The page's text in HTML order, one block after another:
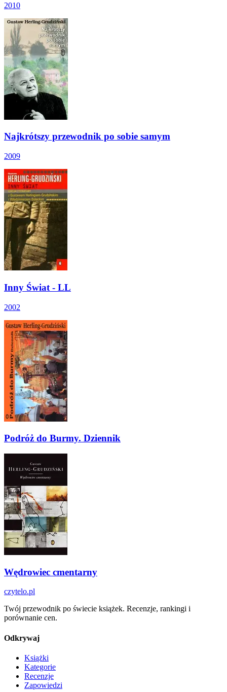
2010
Najkrótszy przewodnik po sobie samym
2009
Inny Świat - LL
2002
Podróż do Burmy. Dziennik
Wędrowiec cmentarny
czytelo.pl
Twój przewodnik po świecie książek. Recenzje, rankingi i
porównanie cen.
Odkrywaj
Książki
Kategorie
Recenzje
Zapowiedzi